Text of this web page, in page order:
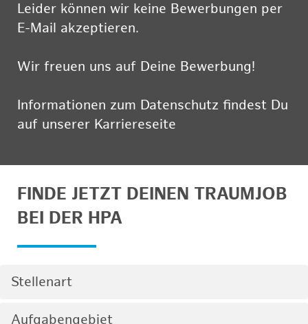
Leider können wir keine Bewerbungen per
E-Mail akzeptieren.
Wir freuen uns auf Deine Bewerbung!
Informationen zum Datenschutz findest Du
auf unserer Karriereseite
FINDE JETZT DEINEN TRAUMJOB
BEI DER HPA
Stellenart
Aufgabengebiet